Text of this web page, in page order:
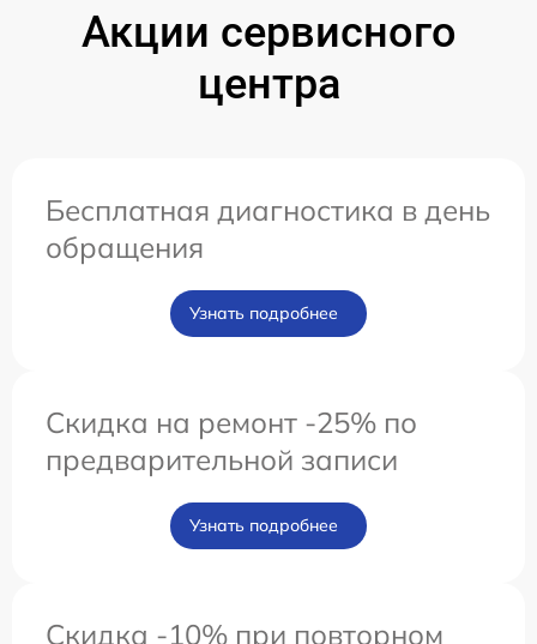
Акции сервисного
центра
Бесплатная диагностика в день
обращения
Узнать подробнее
Скидка на ремонт -25% по
предварительной записи
Узнать подробнее
Скидка -10% при повторном